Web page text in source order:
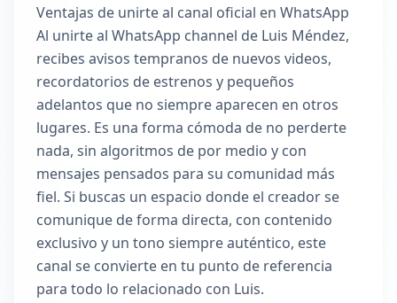
Ventajas de unirte al canal oficial en WhatsApp
Al unirte al WhatsApp channel de Luis Méndez,
recibes avisos tempranos de nuevos videos,
recordatorios de estrenos y pequeños
adelantos que no siempre aparecen en otros
lugares. Es una forma cómoda de no perderte
nada, sin algoritmos de por medio y con
mensajes pensados para su comunidad más
fiel. Si buscas un espacio donde el creador se
comunique de forma directa, con contenido
exclusivo y un tono siempre auténtico, este
canal se convierte en tu punto de referencia
para todo lo relacionado con Luis.